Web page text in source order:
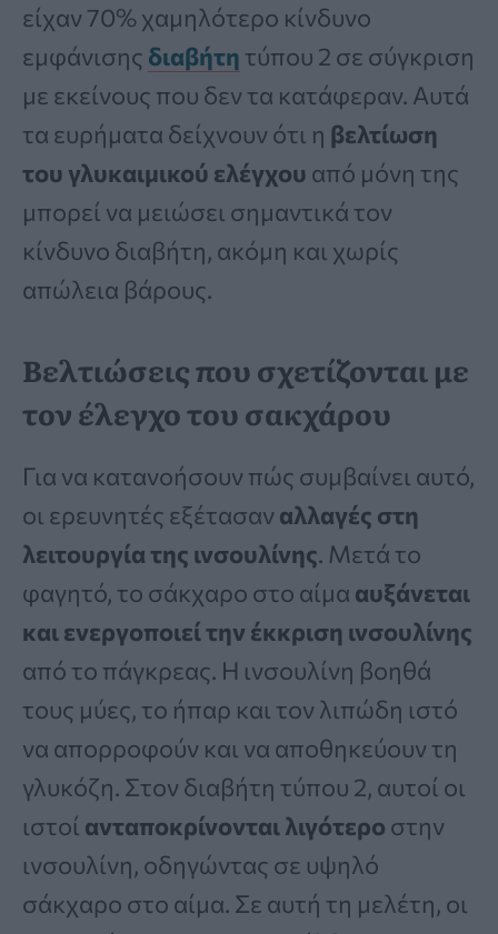
είχαν 70% χαμηλότερο κίνδυνο
εμφάνισης διαβήτη τύπου 2 σε σύγκριση
με εκείνους που δεν τα κατάφεραν. Αυτά
τα ευρήματα δείχνουν ότι η βελτίωση
του γλυκαιμικού ελέγχου από μόνη της
μπορεί να μειώσει σημαντικά τον
κίνδυνο διαβήτη, ακόμη και χωρίς
απώλεια βάρους.
Βελτιώσεις που σχετίζονται με
τον έλεγχο του σακχάρου
Για να κατανοήσουν πώς συμβαίνει αυτό,
οι ερευνητές εξέτασαν αλλαγές στη
λειτουργία της ινσουλίνης. Μετά το
φαγητό, το σάκχαρο στο αίμα αυξάνεται
και ενεργοποιεί την έκκριση ινσουλίνης
από το πάγκρεας. Η ινσουλίνη βοηθά
τους μύες, το ήπαρ και τον λιπώδη ιστό
να απορροφούν και να αποθηκεύουν τη
γλυκόζη. Στον διαβήτη τύπου 2, αυτοί οι
ιστοί ανταποκρίνονται λιγότερο στην
ινσουλίνη, οδηγώντας σε υψηλό
σάκχαρο στο αίμα. Σε αυτή τη μελέτη, οι